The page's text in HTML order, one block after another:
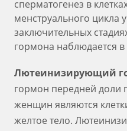
сперматогенез в
менструального
заключительных
гормона наблюдается
Лютеинизирующий
гормон передней
женщин являются
желтое тело.